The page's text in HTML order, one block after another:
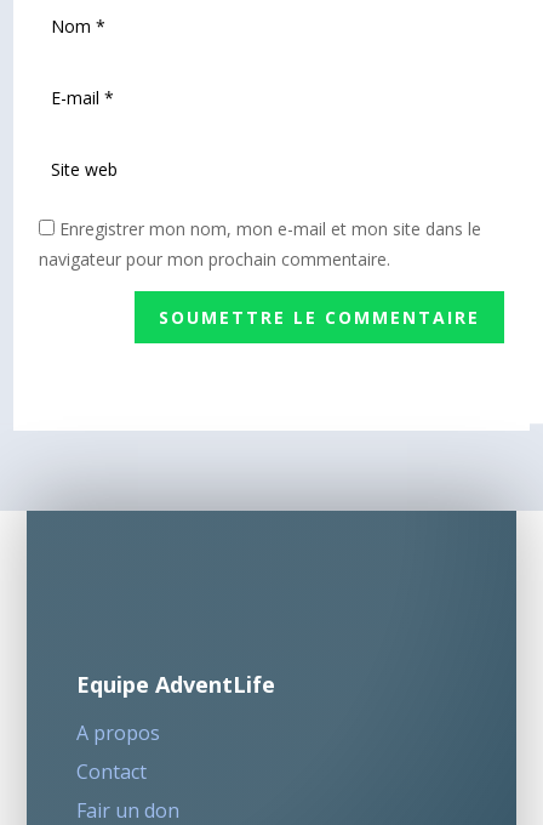
Enregistrer mon nom, mon e-mail et mon site dans le
navigateur pour mon prochain commentaire.
SOUMETTRE LE COMMENTAIRE
Equipe AdventLife
A propos
Contact
Fair un don